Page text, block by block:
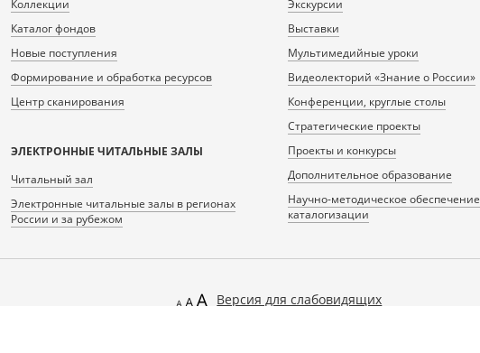
Коллекции
Каталог фондов
Новые поступления
Формирование и обработка ресурсов
Центр сканирования
ЭЛЕКТРОННЫЕ ЧИТАЛЬНЫЕ ЗАЛЫ
Читальный зал
Электронные читальные залы в регионах
России и за рубежом
Экскурсии
Выставки
Мультимедийные уроки
Видеолекторий «Знание о России»
Конференции, круглые столы
Стратегические проекты
Проекты и конкурсы
Дополнительное образование
Научно-методическое обеспечение
каталогизации
Версия для слабовидящих